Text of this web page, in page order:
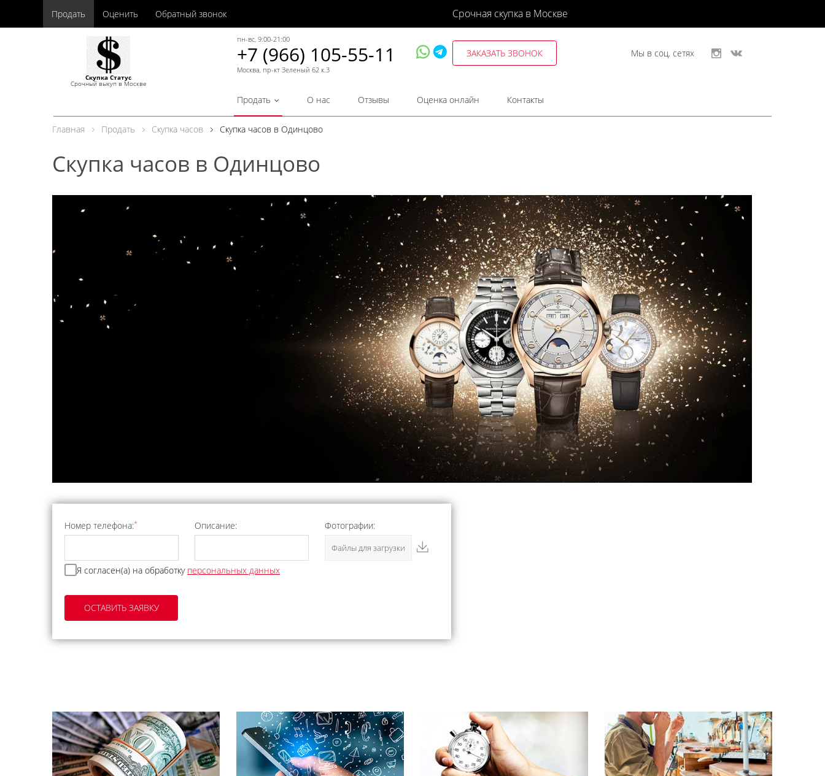
Продать Оценить Обратный звонок Срочная скупка в Москве
Скупка Статус
Срочный выкуп в Москве
пн-вс, 9:00-21:00
+7 (966) 105-55-11
Москва, пр-кт Зеленый 62 к.3
ЗАКАЗАТЬ ЗВОНОК Мы в соц. сетях
Продать О нас Отзывы Оценка онлайн Контакты
Главная Продать Скупка часов Скупка часов в Одинцово
Скупка часов в Одинцово
Номер телефона:* Описание: Фотографии:
Файлы для загрузки
Я согласен(а) на обработку персональных данных